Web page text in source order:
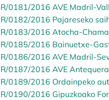
R/0181/2016 AVE Madril-
R/0182/2016 Pajareseko
R/0183/2016 Atocha-
R/0185/2016 Bainuetxe-
R/0186/2016 AVE Madril-
R/0187/2016 AVE
R/0189/2016 Ordainpeko
R/0190/2016 Gipuzkoako